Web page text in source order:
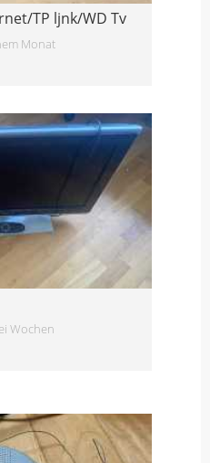
TP ljnk/WD Tv
Monat
Wochen